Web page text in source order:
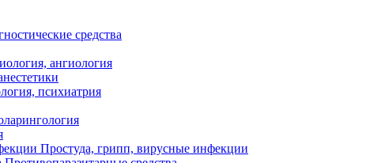
средства
ангиология
психиатрия
Простуда, грипп, вирусные инфекции